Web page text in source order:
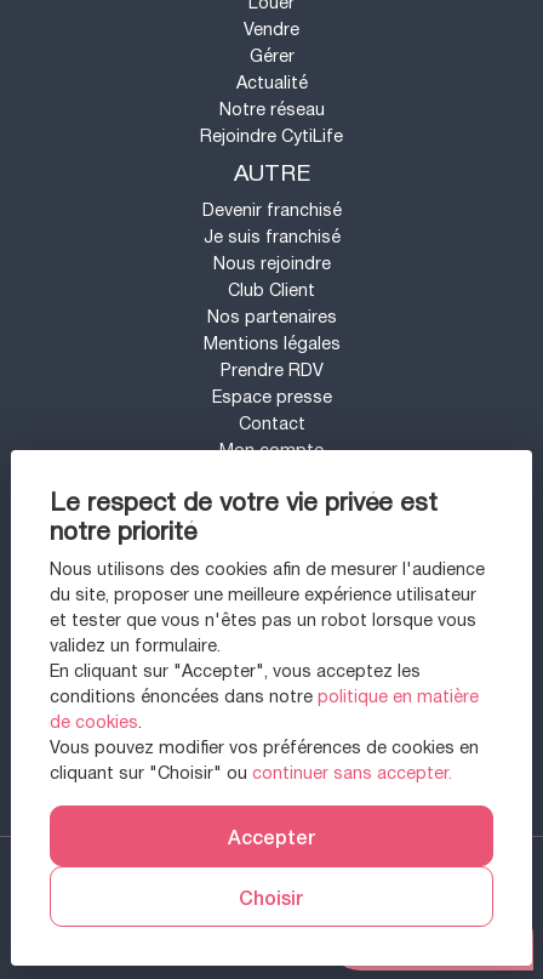
Le respect de votre vie privée est
notre priorité
Nous utilisons des cookies afin de mesurer l'audience
du site, proposer une meilleure expérience utilisateur
et tester que vous n'êtes pas un robot lorsque vous
validez un formulaire.
En cliquant sur "Accepter", vous acceptez les
conditions énoncées dans notrepolitique en matière
de cookies.
Vous pouvez modifier vos préférences de cookies en
cliquant sur "Choisir" ou continuer sans accepter.
Accepter
Choisir
Vendre
Gérer
Actualité
Notre réseau
Rejoindre CytiLife
AUTRE
Devenir franchisé
Je suis franchisé
Nous rejoindre
Club Client
Nos partenaires
Mentions légales
Prendre RDV
Espace presse
Contact
Mon compte
UN PROJET IMMOBILIER SUR LE SECTEUR
DE 94 - VINCENNES ?
Appartement à vendre à Arcachon
Maison à vendre à Draguignan
Appartement à vendre à Paris 11ème
Appartement à vendre à Draguignan
Appartement à vendre à Nancy
Maison à vendre à Saint-Étienne-du-rouvray
Appartement à vendre à Nantes
Appartement à vendre à Montreuil
2026 Citylife Marque. All right reserved. -
Billie.immo
Prendre RDV